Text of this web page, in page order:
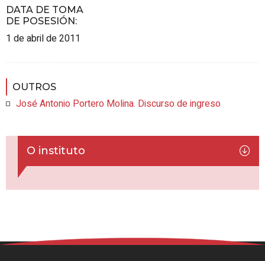
DATA DE TOMA
DE POSESIÓN:
1 de abril de 2011
OUTROS
José Antonio Portero Molina. Discurso de ingreso
O instituto